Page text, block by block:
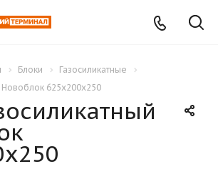
Блоки
Газосиликатные
Новоблок 625х200х250